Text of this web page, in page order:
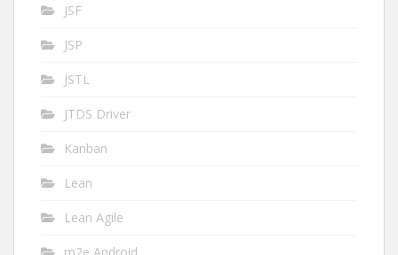
JSF
JSP
JSTL
JTDS Driver
Kanban
Lean
Lean Agile
m2e Android